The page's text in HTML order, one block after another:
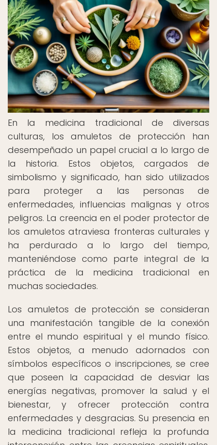
En la medicina tradicional de diversas
culturas, los amuletos de protección han
desempeñado un papel crucial a lo largo de
la historia. Estos objetos, cargados de
simbolismo y significado, han sido utilizados
para proteger a las personas de
enfermedades, influencias malignas y otros
peligros. La creencia en el poder protector de
los amuletos atraviesa fronteras culturales y
ha perdurado a lo largo del tiempo,
manteniéndose como parte integral de la
práctica de la medicina tradicional en
muchas sociedades.
Los amuletos de protección se consideran
una manifestación tangible de la conexión
entre el mundo espiritual y el mundo físico.
Estos objetos, a menudo adornados con
símbolos específicos o inscripciones, se cree
que poseen la capacidad de desviar las
energías negativas, promover la salud y el
bienestar, y ofrecer protección contra
enfermedades y desgracias. Su presencia en
la medicina tradicional refleja la profunda